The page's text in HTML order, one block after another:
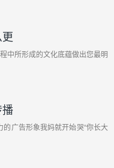
中所形成的文化底蕴做出您最明
播
广告形象我妈就开始哭“你长大